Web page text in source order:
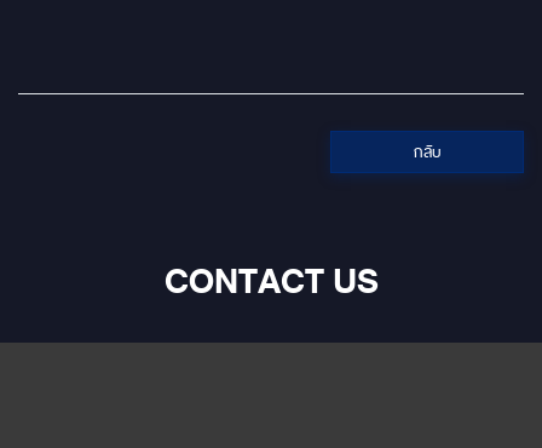
กลับ
CONTACT US